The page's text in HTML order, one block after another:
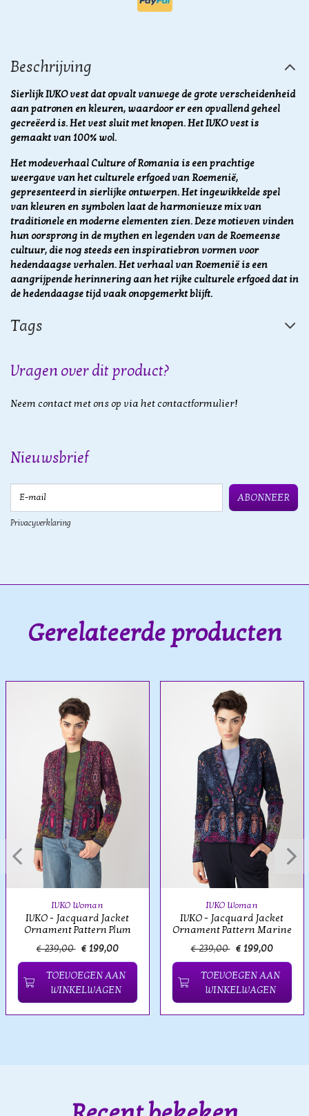
Beschrijving
Sierlijk IVKO vest dat opvalt vanwege de grote verscheidenheid
aan patronen en kleuren, waardoor er een opvallend geheel
gecreëerd is. Het vest sluit met knopen. Het IVKO vest is
gemaakt van 100% wol.
Het modeverhaal Culture of Romania is een prachtige
weergave van het culturele erfgoed vanRoemenië,
gepresenteerd in sierlijke ontwerpen. Het ingewikkelde spel
van kleuren en symbolen laat de harmonieuze mix van
traditionele en moderne elementen zien.Deze motieven vinden
hun oorsprong in de mythen en legenden van de Roemeense
cultuur, die nog steeds een inspiratiebron vormen voor
hedendaagse verhalen.Het verhaal van Roemenië is een
aangrijpende herinnering aan het rijke culturele erfgoed dat in
de hedendaagse tijd vaak onopgemerkt blijft.
Tags
Vragen over dit product?
Neem contact met ons op via het contactformulier!
Nieuwsbrief
ABONNEER
Privacyverklaring
Gerelateerde producten
IVKO Woman
IVKO - Jacquard Jacket
Ornament Pattern Plum
€ 239,00 € 199,00
TOEVOEGEN AAN
WINKELWAGEN
IVKO Woman
IVKO - Jacquard Jacket
Ornament Pattern Marine
€ 239,00 € 199,00
TOEVOEGEN AAN
WINKELWAGEN